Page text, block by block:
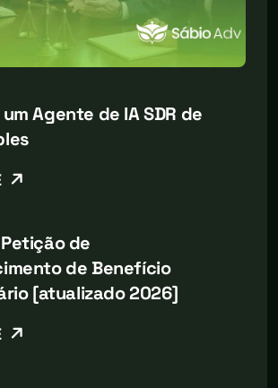
Agente de IA SDR de
de
de Benefício
[atualizado 2026]